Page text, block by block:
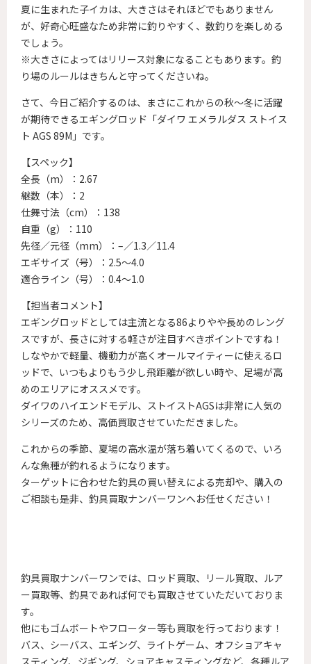
夏に生まれた子イカは、大きさはそれほどでもありません
が、好奇心旺盛なため非常に釣りやすく、数釣りを楽しめる
でしょう。
※大きさによってはリリース対象になることもあります。釣
り場のルールはきちんと守ってくださいね。
さて、今日ご紹介するのは、まさにこれからの秋～冬に活躍
が期待できるエギングロッド「ダイワ エメラルダス ストイス
ト AGS 89M」です。
【スペック】
全長（m）：2.67
継数（本）：2
仕舞寸法（cm）：138
自重（g）：110
先径／元径（mm）：–／1.3／11.4
エギサイズ（号）：2.5～4.0
適合ライン（号）：0.4～1.0
【担当者コメント】
エギングロッドとしては主流となる86よりやや長めのレング
スですが、長さに対する軽さが注目すべきポイントですね！
しなやかで軽量、機動力が高くオールマイティーに使えるロ
ッドで、いつもよりもう少し飛距離が欲しい時や、足場が高
めのエリアにオススメです。
ダイワのハイエンドモデル、ストイストAGSは非常に人気の
シリーズのため、高価買取させていただきました。
これからの季節、夏場の高水温が落ち着いてくるので、いろ
んな魚種が釣れるようになります。
ターゲットに合わせた釣具の買い替えによる売却や、購入の
ご相談も是非、釣具買取ナンバーワンへお任せください！
釣具買取ナンバーワンでは、ロッド買取、リール買取、ルア
ー買取等、釣具であれば何でも買取させていただいておりま
す。
他にもゴムボートやフローター等も買取を行っております！
バス、シーバス、エギング、ライトゲーム、オフショアキャ
スティング、ジギング、ショアキャスティングなど、各種ルア